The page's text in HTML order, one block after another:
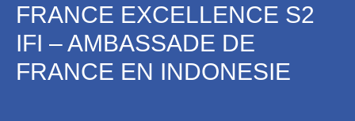
FRANCE EXCELLENCE S2
IFI – AMBASSADE DE
FRANCE EN INDONESIE